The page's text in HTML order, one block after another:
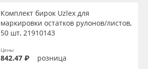
Комплект бирок Uzlex для
маркировки остатков рулонов/листов,
50 шт, 21910143
Цены
842.47 ₽ розница